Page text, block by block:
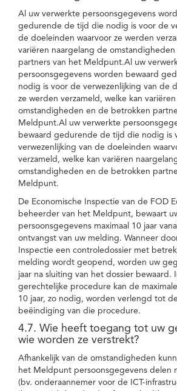
Al uw verwerkte persoonsgegevens
gedurende de tijd die nodig is voor de
de doeleinden waarvoor ze werden
variëren naargelang de
partners van het Meldpunt.Al uw
persoonsgegevens worden bewaard
nodig is voor de verwezenlijking van de
ze werden verzameld, welke kan
omstandigheden en de betrokken
Meldpunt.Al uw verwerkte
bewaard gedurende de tijd die nodig is
verwezenlijking van de doeleinden
verzameld, welke kan variëren
omstandigheden en de betrokken
Meldpunt.
De Economische Inspectie van de FOD
beheerder van het Meldpunt, bewaart
persoonsgegevens maximaal 10 jaar
ontvangst van uw melding. Wanneer
Inspectie een controledossier met
melding wordt geopend, worden uw
jaar na sluiting van het dossier bewaard.
gerechtelijke procedure kan de
10 jaar, zo nodig, worden verlengd tot
beëindiging van die procedure.
4.7. Wie heeft toegang tot uw
wie worden ze verstrekt?
Afhankelijk van de omstandigheden
het Meldpunt persoonsgegevens delen
(bv. onderaannemer voor de ICT-